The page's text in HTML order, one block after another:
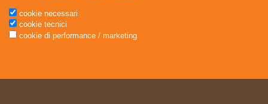
cookie necessari
cookie tecnici
cookie di performance / marketing